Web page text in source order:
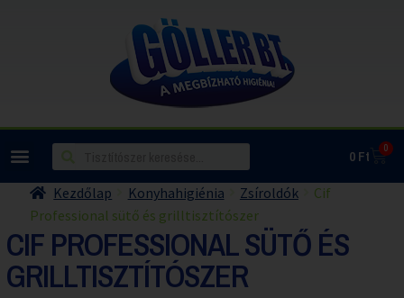
0Ft 0
Kezdőlap Konyhahigiénia Zsíroldók
Cif
Professional sütő és grilltisztítószer
CIF PROFESSIONAL SÜTŐ ÉS
GRILLTISZTÍTÓSZER